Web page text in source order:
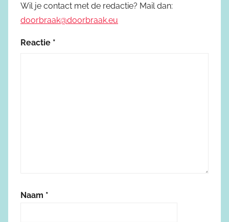
Wil je contact met de redactie? Mail dan:
doorbraak@doorbraak.eu
Reactie *
Naam *